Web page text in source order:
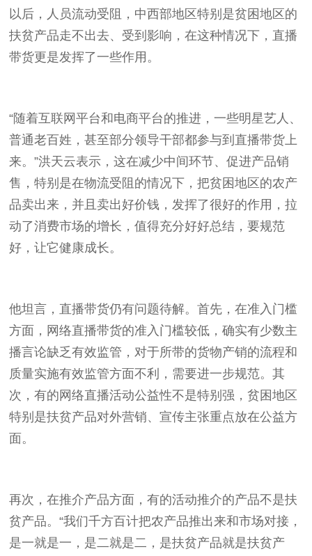
以后，人员流动受阻，中西部地区特别是贫困地区的
扶贫产品走不出去、受到影响，在这种情况下，直播
带货更是发挥了一些作用。
“随着互联网平台和电商平台的推进，一些明星艺人、
普通老百姓，甚至部分领导干部都参与到直播带货上
来。”洪天云表示，这在减少中间环节、促进产品销
售，特别是在物流受阻的情况下，把贫困地区的农产
品卖出来，并且卖出好价钱，发挥了很好的作用，拉
动了消费市场的增长，值得充分好好总结，要规范
好，让它健康成长。
他坦言，直播带货仍有问题待解。首先，在准入门槛
方面，网络直播带货的准入门槛较低，确实有少数主
播言论缺乏有效监管，对于所带的货物产销的流程和
质量实施有效监管方面不利，需要进一步规范。其
次，有的网络直播活动公益性不是特别强，贫困地区
特别是扶贫产品对外营销、宣传主张重点放在公益方
面。
再次，在推介产品方面，有的活动推介的产品不是扶
贫产品。“我们千方百计把农产品推出来和市场对接，
是一就是一，是二就是二，是扶贫产品就是扶贫产